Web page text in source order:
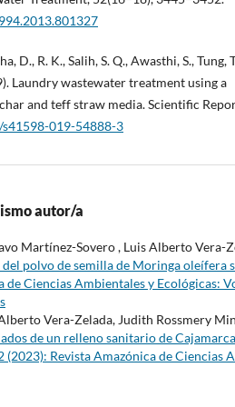
D., R. K., Salih, S. Q., Awasthi, S., Tung,
Laundry wastewater treatment using a
and teff straw media. Scientific
019-54888-3
autor/a
Martínez-Sovero , Luis Alberto
del polvo de semilla de Moringa oleífera
de Ciencias Ambientales y Ecológicas:
Vera-Zelada, Judith Rossmery
de un relleno sanitario de
(2023): Revista Amazónica de Ciencias